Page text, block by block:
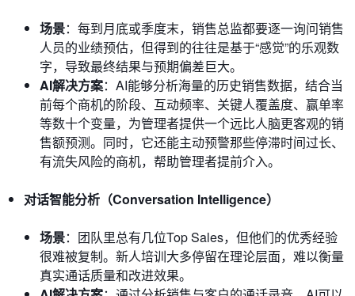
场景：每到月底或季度末，销售总监都要逐一询问销售
人员的业绩预估，但得到的往往是基于“感觉”的乐观数
字，导致最终结果与预期偏差巨大。
AI解决方案：AI能够分析海量的历史销售数据，结合当
前每个商机的阶段、互动频率、关键人覆盖度、赢单率
等数十个变量，为管理者提供一个远比人脑更客观的销
售额预测。同时，它还能主动预警那些停滞时间过长、
有流失风险的商机，帮助管理者提前介入。
对话智能分析（Conversation Intelligence）
场景：团队里总有几位Top Sales，但他们的优秀经验
很难被复制。新人培训大多停留在理论层面，难以衡量
真实通话质量和改进效果。